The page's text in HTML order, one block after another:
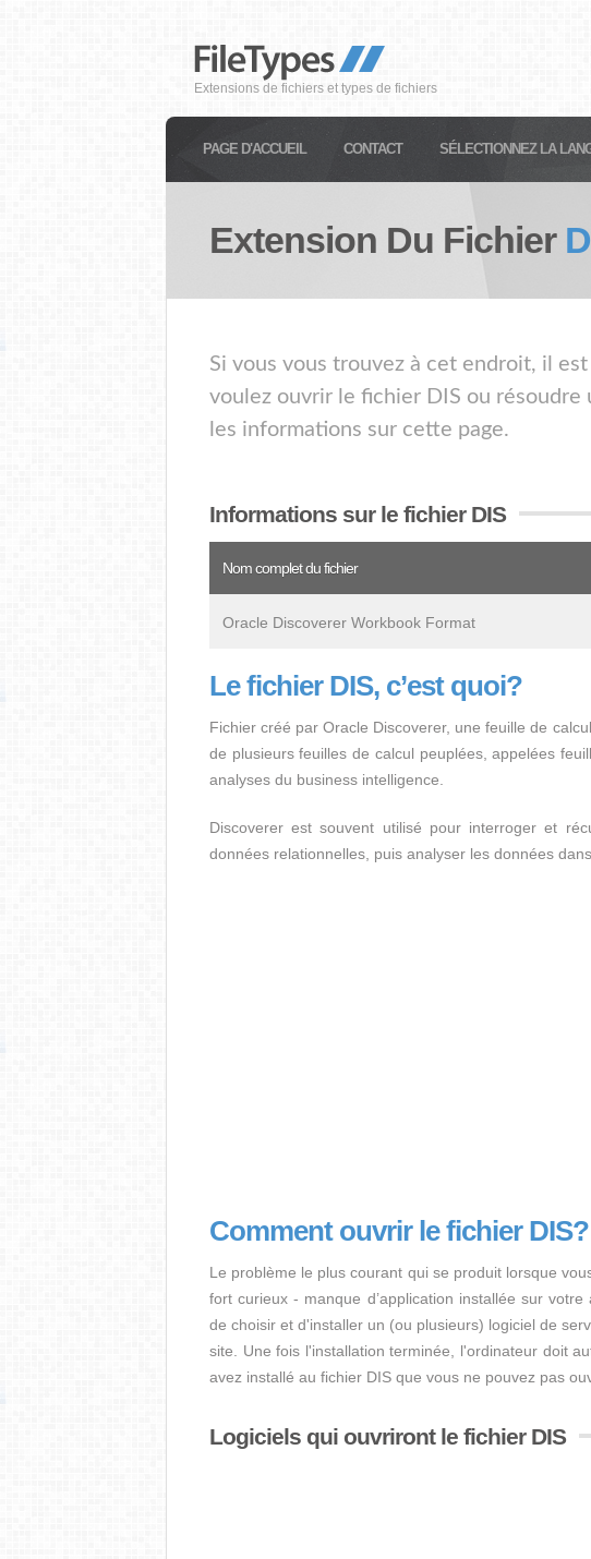
Extensions de fichiers et types de fichiers
PAGE D'ACCUEIL CONTACT SÉLECTIONNEZ LA
Extension Du Fichier
Si vous vous trouvez à cet endroit, il
voulez ouvrir le fichier DIS ou
les informations sur cette page.
Informations sur le fichier DIS
Nom complet du fichier
Oracle Discoverer Workbook Format
Le fichier DIS, c’est quoi?
Fichier créé par Oracle Discoverer, une feuille de
de plusieurs feuilles de calcul peuplées, appelées
analyses du business intelligence.
Discoverer est souvent utilisé pour interroger et
données relationnelles, puis analyser les données
Comment ouvrir le fichier DIS?
Le problème le plus courant qui se produit lorsque
fort curieux - manque d’application installée sur
de choisir et d'installer un (ou plusieurs) logiciel de
site. Une fois l'installation terminée, l'ordinateur doit
avez installé au fichier DIS que vous ne pouvez pas
Logiciels qui ouvriront le fichier DIS